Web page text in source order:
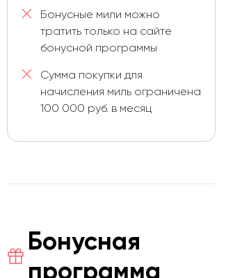
Бонусные мили можно
тратить только на сайте
бонусной программы
Сумма покупки для
начисления миль ограничена
100 000 руб. в месяц
Бонусная
программа